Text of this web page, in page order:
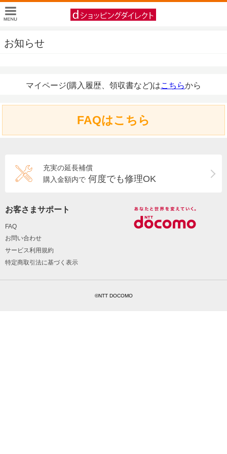
お知らせ
マイページ(購入履歴、領収書など)はこちらから
FAQはこちら
充実の延長補償
購入金額内で 何度でも修理OK
お客さまサポート
FAQ
お問い合わせ
サービス利用規約
特定商取引法に基づく表示
©NTT DOCOMO